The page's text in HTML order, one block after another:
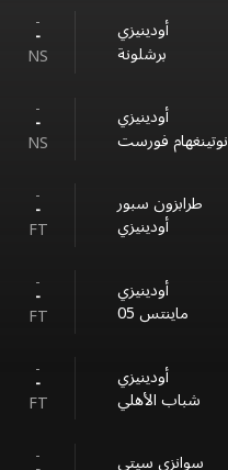
--
NS
أودينيزي
برشلونة
--
NS
أودينيزي
نوتينغهام فورست
--
FT
طرابزون سبور
أودينيزي
--
FT
أودينيزي
ماينتس 05
--
FT
أودينيزي
شباب الأهلي
-